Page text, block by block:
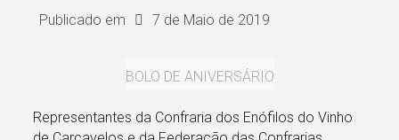
Publicado em 7 de Maio de 2019
BOLO DE ANIVERSÁRIO
Representantes da Confraria dos Enófilos do Vinho